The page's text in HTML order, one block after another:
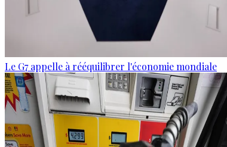
Le G7 appelle à rééquilibrer l'économie mondiale